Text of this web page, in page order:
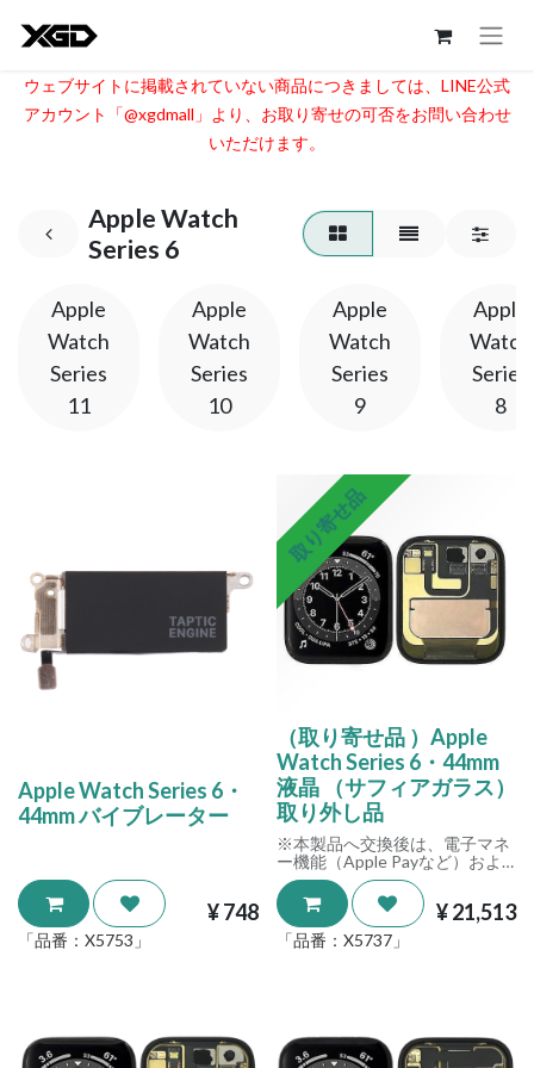
ウェブサイトに掲載されていない商品につきましては、LINE公式
アカウント「@xgdmall」より、お取り寄せの可否をお問い合わせ
いただけます。​
Apple Watch
Series 6
Apple
Watch
Series
11
Apple
Watch
Series
10
Apple
Watch
Series
9
Apple
Watch
Series
8
Apple Watch Series 6・
44mm バイブレーター
¥748
「品番： X5753 」
取り寄せ品
（取り寄せ品 ）Apple
Watch Series 6・44mm
液晶 （サフィアガラス）
取り外し品
※本製品へ交換後は、電子マネ
ー機能（Apple Payなど）およ
び交通系ICカード機能（FeliCa
など）はご利用いただけませ
ん。
ご購入前にあらかじめご了承く
¥21,513
「品番： X5737」